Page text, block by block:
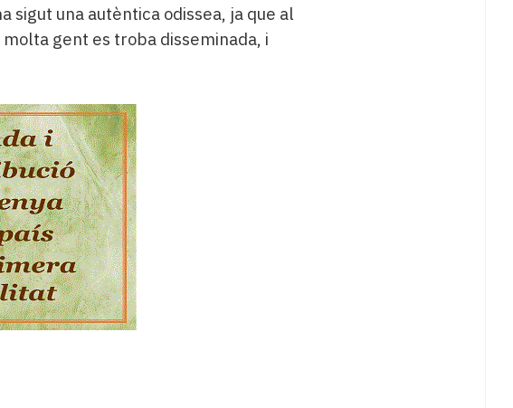
sigut una autèntica odissea, ja que al
molta gent es troba disseminada, i